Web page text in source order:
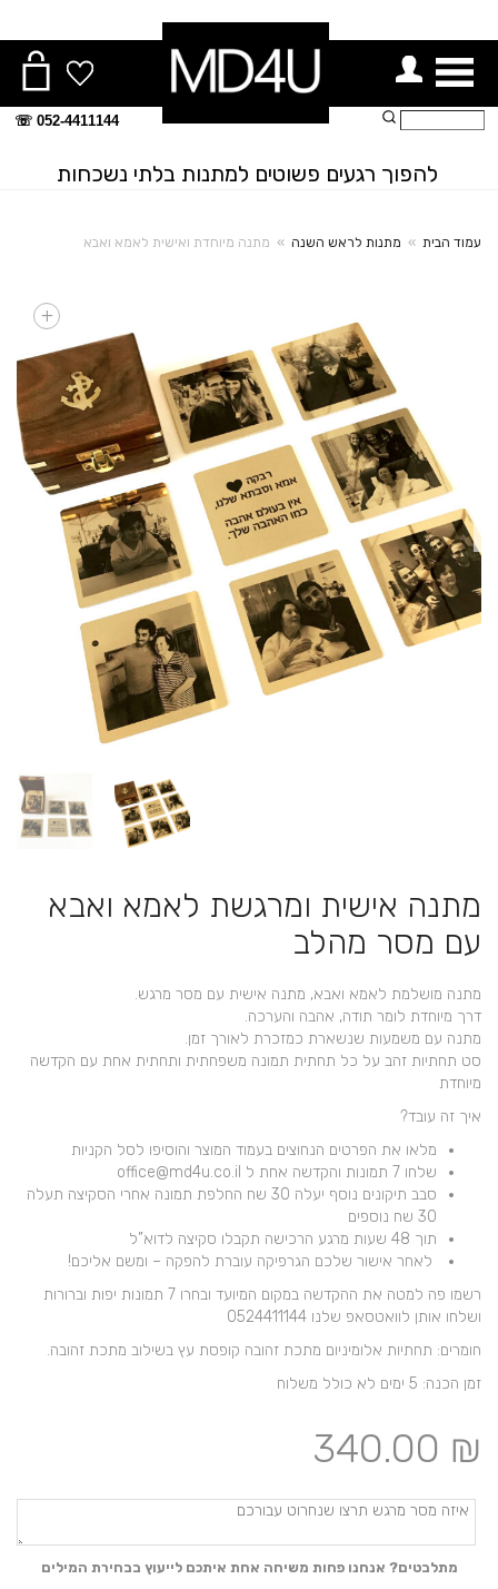
תפריט
052-4411144 ☏
להפוך רגעים פשוטים למתנות בלתי נשכחות
עמוד הבית » מתנות לראש השנה » מתנה מיוחדת ואישית לאמא ואבא
+
מתנה אישית ומרגשת לאמא ואבא
עם מסר מהלב
מתנה מושלמת לאמא ואבא, מתנה אישית עם מסר מרגש.
דרך מיוחדת לומר תודה, אהבה והערכה.
מתנה עם משמעות שנשארת כמזכרת לאורך זמן.
סט תחתיות זהב על כל תחתית תמונה משפחתית ותחתית אחת עם הקדשה
מיוחדת
איך זה עובד?
מלאו את הפרטים הנחוצים בעמוד המוצר והוסיפו לסל הקניות
שלחו 7 תמונות והקדשה אחת ל office@md4u.co.il
סבב תיקונים נוסף יעלה 30 שח החלפת תמונה אחרי הסקיצה תעלה
30 שח נוספים
תוך 48 שעות מרגע הרכישה תקבלו סקיצה לדוא”ל
לאחר אישור שלכם הגרפיקה עוברת להפקה – ומשם אליכם!
רשמו פה למטה את ההקדשה במקום המיועד ובחרו 7 תמונות יפות וברורות
ושלחו אותן לוואטסאפ שלנו 0524411144
חומרים: תחתיות אלומיניום מתכת זהובה קופסת עץ בשילוב מתכת זהובה.
זמן הכנה: 5 ימים לא כולל משלוח
340.00 ₪
מתלבטים? אנחנו פחות משיחה אחת איתכם לייעוץ בבחירת המילים